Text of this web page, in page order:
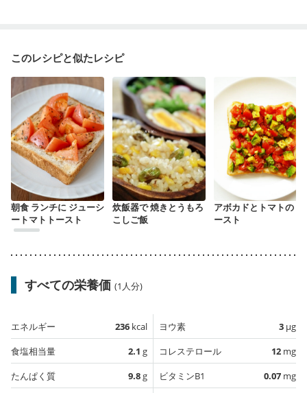
このレシピと似たレシピ
朝食 ランチに ジューシ
ートマトトースト
炊飯器で 焼きとうもろ
こしご飯
アボカドとトマトのト
ースト
すべての栄養価 (1人分)
エネルギー 236 kcal
食塩相当量
2.1 g
たんぱく質
9.8g
ヨウ素 3 µg
コレステロール
12 mg
ビタミンB1
0.07 mg